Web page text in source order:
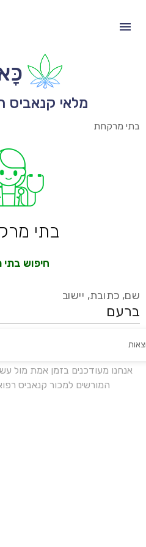
מלאי קנאביס
בתי מרקחת
בתי
חיפוש
שם, כתובת, יישוב
אנחנו מעודכנים בזמן אמת מול
המורשים למכור קנאביס